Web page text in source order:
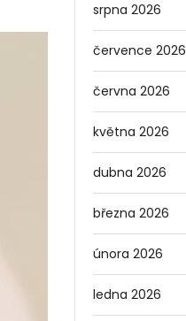
srpna 2026
července 2026
června 2026
května 2026
dubna 2026
března 2026
února 2026
ledna 2026